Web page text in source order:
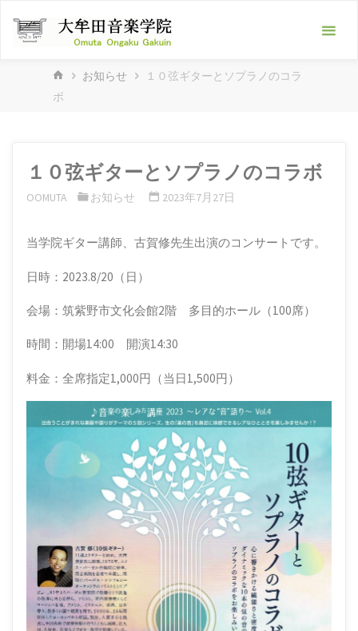
音
-ピ
ア
教
フ
ト･
ギ
タ
ー
(福
岡
県
大
田
市)
HOMEお知らせ
１０弦ギターとソプラノのコラ
ボ
１０弦ギターとソプラノのコラボ
OOMUTA お知らせ 2023年7月27日
当学院ギター講師、古賀修先生出演のコンサートです。
日時：2023.8/20（日）
会場：筑紫野市文化会館2階 多目的ホール（100席）
時間：開場14:00 開演14:30
料金：全席指定1,000円（当日1,500円）